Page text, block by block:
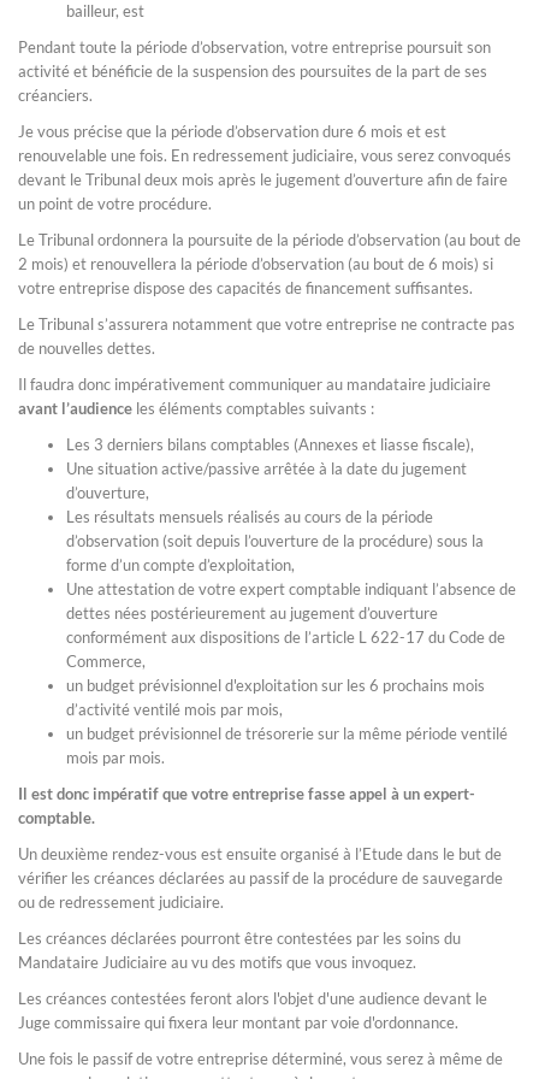
bailleur, est
Pendant toute la période d’observation, votre entreprise poursuit son
activité et bénéficie de la suspension des poursuites de la part de ses
créanciers.
Je vous précise que la période d’observation dure 6 mois et est
renouvelable une fois. En redressement judiciaire, vous serez convoqués
devant le Tribunal deux mois après le jugement d’ouverture afin de faire
un point de votre procédure.
Le Tribunal ordonnera la poursuite de la période d’observation (au bout de
2 mois) et renouvellera la période d’observation (au bout de 6 mois) si
votre entreprise dispose des capacités de financement suffisantes.
Le Tribunal s’assurera notamment que votre entreprise ne contracte pas
de nouvelles dettes.
Il faudra donc impérativement communiquer au mandataire judiciaire
avant l’audience les éléments comptables suivants :
Les 3 derniers bilans comptables (Annexes et liasse fiscale),
Une situation active/passive arrêtée à la date du jugement
d’ouverture,
Les résultats mensuels réalisés au cours de la période
d’observation (soit depuis l’ouverture de la procédure) sous la
forme d’un compte d’exploitation,
Une attestation de votre expert comptable indiquant l’absence de
dettes nées postérieurement au jugement d’ouverture
conformément aux dispositions de l’article L 622-17 du Code de
Commerce,
un budget prévisionnel d'exploitation sur les 6 prochains mois
d’activité ventilé mois par mois,
un budget prévisionnel de trésorerie sur la même période ventilé
mois par mois.
Il est donc impératif que votre entreprise fasse appel à un expert-
comptable.
Un deuxième rendez-vous est ensuite organisé à l’Etude dans le but de
vérifier les créances déclarées au passif de la procédure de sauvegarde
ou de redressement judiciaire.
Les créances déclarées pourront être contestées par les soins du
Mandataire Judiciaire au vu des motifs que vous invoquez.
Les créances contestées feront alors l'objet d'une audience devant le
Juge commissaire qui fixera leur montant par voie d'ordonnance.
Une fois le passif de votre entreprise déterminé, vous serez à même de